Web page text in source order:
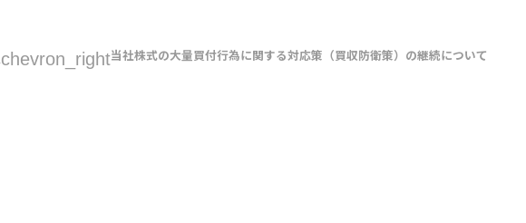
chevron_right当社株式の大量買付行為に関する対応策（買収防衛策）の継続について